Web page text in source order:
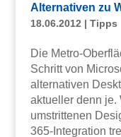
Alternativen zu
18.06.2012 | Tipps
Die Metro-
Schritt von
alternativen
aktueller denn je.
umstrittenen
365-Integration